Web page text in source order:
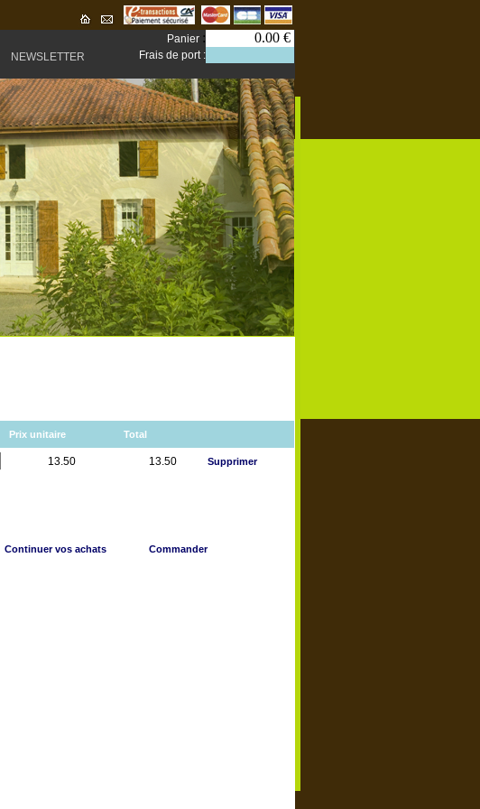
NEWSLETTER
Panier : 0.00 €
Frais de port :
Prix unitaire Total
13.50 13.50 Supprimer
Continuer vos achats Commander